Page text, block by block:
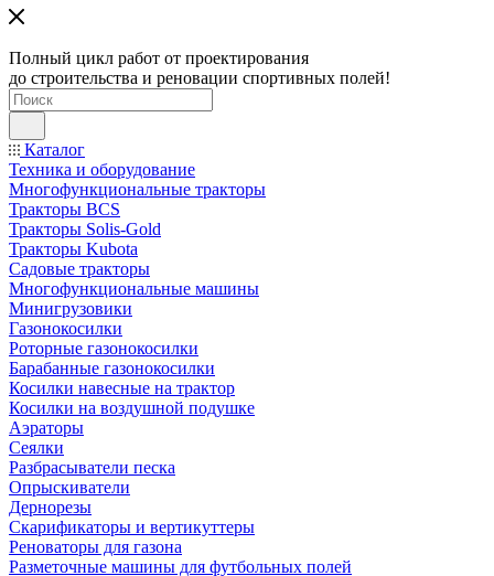
Полный цикл работ от проектирования
до строительства и реновации спортивных полей!
Каталог
Техника и оборудование
Многофункциональные тракторы
Тракторы BCS
Тракторы Solis-Gold
Тракторы Kubota
Садовые тракторы
Многофункциональные машины
Минигрузовики
Газонокосилки
Роторные газонокосилки
Барабанные газонокосилки
Косилки навесные на трактор
Косилки на воздушной подушке
Аэраторы
Сеялки
Разбрасыватели песка
Опрыскиватели
Дернорезы
Скарификаторы и вертикуттеры
Реноваторы для газона
Разметочные машины для футбольных полей